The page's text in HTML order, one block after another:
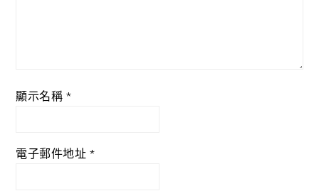
顯示名稱 *
電子郵件地址 *